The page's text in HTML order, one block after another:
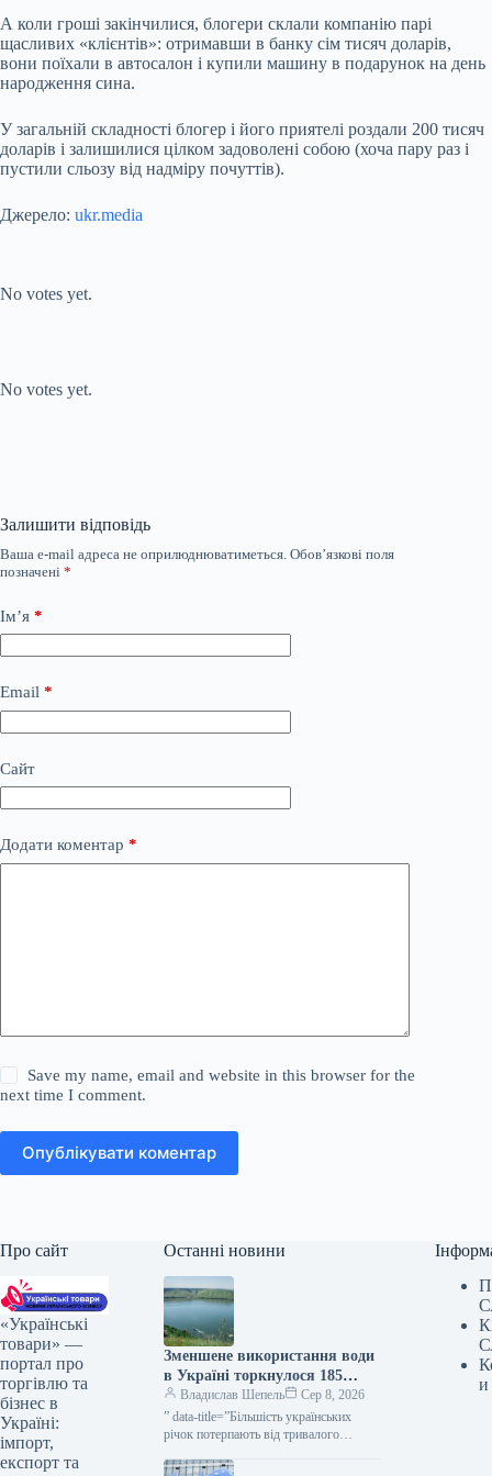
А коли гроші закінчилися, блогери склали компанію парі
щасливих «клієнтів»: отримавши в банку сім тисяч доларів,
вони поїхали в автосалон і купили машину в подарунок на день
народження сина.
У загальній складності блогер і його приятелі роздали 200 тисяч
доларів і залишилися цілком задоволені собою (хоча пару раз і
пустили сльозу від надміру почуттів).
Джерело: ukr.media
No votes yet.
No votes yet.
Залишити відповідь
Ваша e-mail адреса не оприлюднюватиметься. Обов’язкові поля
позначені *
Ім’я *
Email *
Сайт
Додати коментар *
Save my name, email and website in this browser for the
next time I comment.
Опублікувати коментар
Про сайт
«Українські
товари» —
портал про
торгівлю та
бізнес в
Україні:
імпорт,
експорт та
Останні новини
Зменшене використання води
в Україні торкнулося 185
споживачів — КУРКУЛЬ
Владислав Шепель
Сер 8, 2026
” data-title=”Більшість українських
річок потерпають від тривалого
url=”https://kurkul.com/news/41869-na-
и